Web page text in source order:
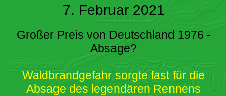
7. Februar 2021
Großer Preis von Deutschland 1976 -
Absage?
Waldbrandgefahr sorgte fast für die
Absage des legendären Rennens